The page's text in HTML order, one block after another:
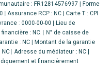
: FR12814576997 | Forme
Assurance RCP : NC | Carte T : CPI
: 0000-00-00 | Lieu de
: NC. | N° de caisse de
: NC | Montant de la garantie
| Adresse du médiateur : NC |
et financièrement